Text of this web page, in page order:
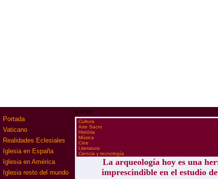
Portada
Vaticano
Realidades Eclesiales
Iglesia en España
Iglesia en América
Iglesia resto del mundo
www
·Cultura
·Arte Sacro
·História
·Música
·Cine
·Literatura
·Ciencia y tecnología
La arqueología hoy es una
imprescindible en el estudio